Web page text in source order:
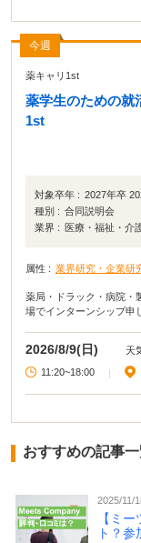
今週
薬キャリ1st
薬学生のための
1st
対象卒年 : 2027年卒
種別 : 合同説明会
業界 :
医療・福祉・介
属性 : 業界研究・企業研
薬局・ドラック・病院・
場でインターンシップ申
2026/8/9(日)
天
11:20~18:00
|
おすすめの記事
2025/11/
【ミ
ト？